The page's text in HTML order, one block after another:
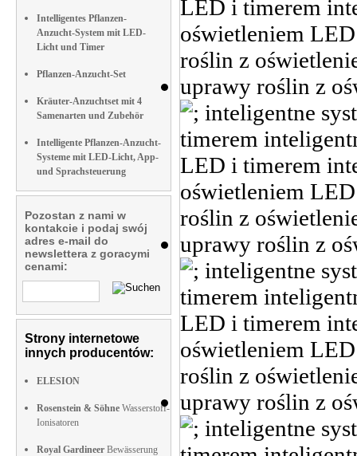
Intelligentes Pflanzen-
Anzucht-System mit LED-
Licht und Timer
Pflanzen-Anzucht-Set
Kräuter-Anzuchtset mit 4
Samenarten und Zubehör
Intelligente Pflanzen-Anzucht-
Systeme mit LED-Licht, App-
und Sprachsteuerung
Pozostan z nami w
kontakcie i podaj swój
adres e-mail do
newslettera z goracymi
cenami:
Strony internetowe
innych producentów:
ELESION
Rosenstein & Söhne Wasserstoff-
Ionisatoren
Royal Gardineer Bewässerung